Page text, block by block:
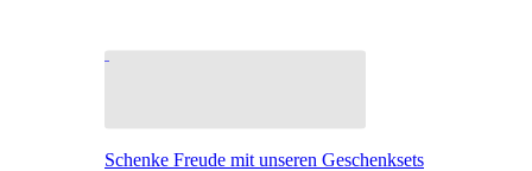
Schenke Freude mit unseren Geschenksets